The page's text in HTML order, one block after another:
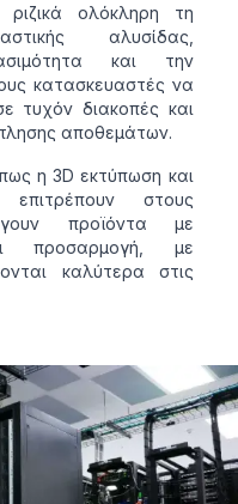
ολόκληρη τη
αλυσίδας,
και την
κατασκευαστές να
τυχόν διακοπές και
αποθεμάτων.
η 3D εκτύπωση και
στους
προϊόντα με
προσαρμογή, με
καλύτερα στις